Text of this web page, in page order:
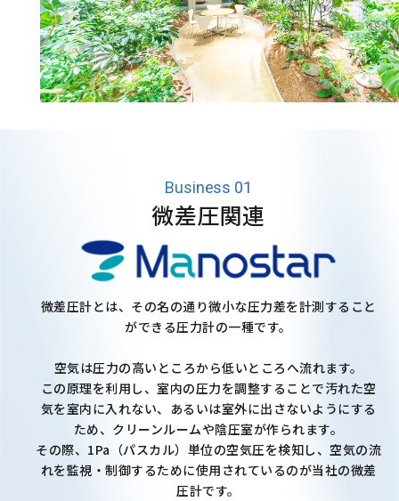
直流電源装置
アクセサリ ピトー管
アクセサリ 管路部品
ガスタービン周辺機器
マノスターとは？
認証取得について
事業内容
微差圧関連
ガスタービン周辺機器
Business 01
微差圧関連
微差圧計とは、その名の通り微小な圧力差を計測すること
ができる圧力計の一種です。
空気は圧力の高いところから低いところへ流れます。
この原理を利用し、室内の圧力を調整することで汚れた空
気を室内に入れない、あるいは室外に出さないようにする
ため、クリーンルームや陰圧室が作られます。
その際、1Pa（パスカル）単位の空気圧を検知し、空気の流
れを監視・制御するために使用されているのが当社の微差
圧計です。